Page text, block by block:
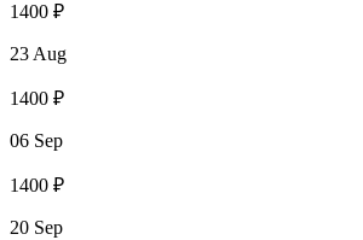
1400 ₽
23 Aug
1400 ₽
06 Sep
1400 ₽
20 Sep